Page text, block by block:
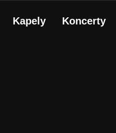
Kapely Koncerty